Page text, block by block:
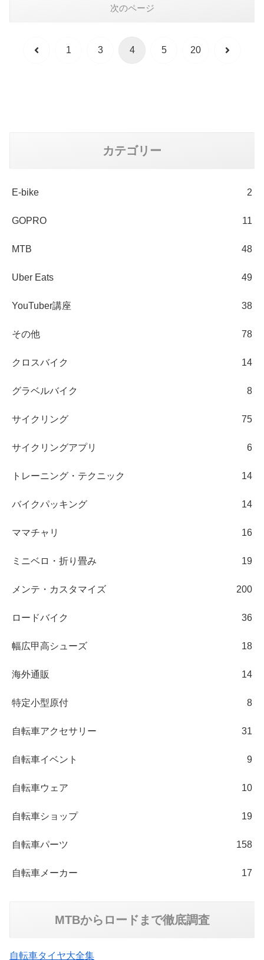
次のページ
前 1 3 4 5 20 次
カテゴリー
E-bike 2
GOPRO 11
MTB 48
Uber Eats 49
YouTuber講座 38
その他 78
クロスバイク 14
グラベルバイク 8
サイクリング 75
サイクリングアプリ 6
トレーニング・テクニック 14
バイクパッキング 14
ママチャリ 16
ミニベロ・折り畳み 19
メンテ・カスタマイズ 200
ロードバイク 36
幅広甲高シューズ 18
海外通販 14
特定小型原付 8
自転車アクセサリー 31
自転車イベント 9
自転車ウェア 10
自転車ショップ 19
自転車パーツ 158
自転車メーカー 17
MTBからロードまで徹底調査
自転車タイヤ大全集